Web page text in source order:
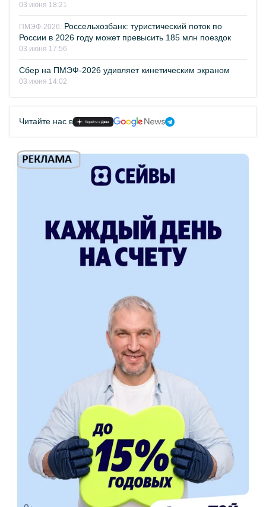
03 июня 18:21
ПМЭФ-2026: Россельхозбанк: туристический поток по
России в 2026 году может превысить 185 млн поездок
03 июня 17:56
Сбер на ПМЭФ-2026 удивляет кинетическим экраном
03 июня 14:02
Читайте нас в